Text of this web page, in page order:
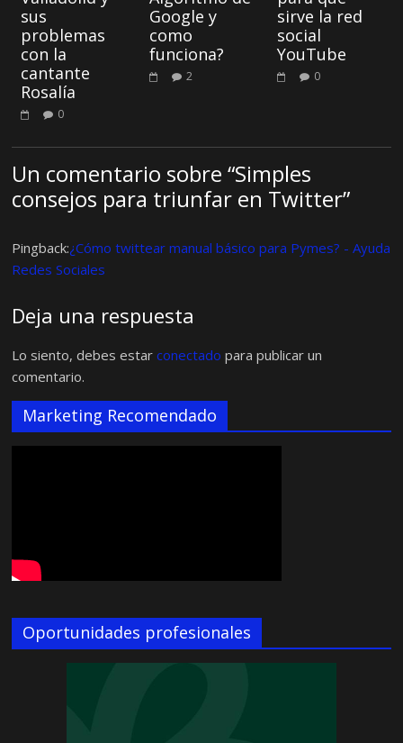
sus
problemas
con la
cantante
Rosalía
0
Google y
como
funciona?
2
sirve la red
social
YouTube
0
Un comentario sobre “Simples
consejos para triunfar en Twitter”
Pingback:¿Cómo twittear manual básico para Pymes? - Ayuda
Redes Sociales
Deja una respuesta
Lo siento, debes estarconectado para publicar un
comentario.
Marketing Recomendado
Oportunidades profesionales